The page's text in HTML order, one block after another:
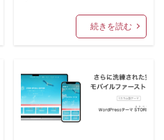
続きを読む